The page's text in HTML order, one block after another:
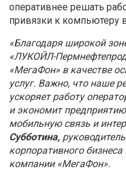
оперативнее решать
привязки к компьютеру
«Благодаря широкой
«ЛУКОЙЛ-
«МегаФон» в качестве
услуг. Важно, что наше
ускоряет работу
и экономит
мобильную связь и
Субботина,
корпоративного
компании «МегаФон».